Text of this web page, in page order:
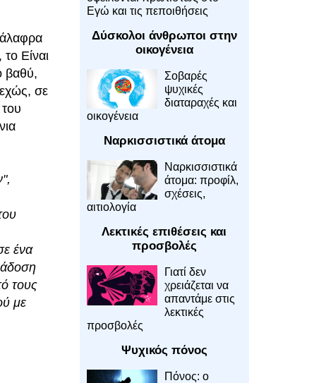
Είναι
βαθύ,
σε
ένα
τους
με
Εγώ και τις πεποιθήσεις
Δύσκολοι άνθρωποι στην
οικογένεια
Σοβαρές
ψυχικές
διαταραχές και
οικογένεια
Ναρκισσιστικά άτομα
Ναρκισσιστικά
άτομα: προφίλ,
σχέσεις,
αιτιολογία
Λεκτικές επιθέσεις και
προσβολές
Γιατί δεν
χρειάζεται να
απαντάμε στις
λεκτικές
προσβολές
Ψυχικός πόνος
Πόνος: ο